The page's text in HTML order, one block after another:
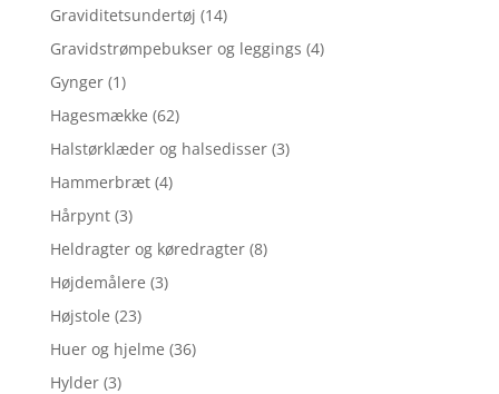
Graviditetsundertøj (14)
Gravidstrømpebukser og leggings (4)
Gynger (1)
Hagesmække (62)
Halstørklæder og halsedisser (3)
Hammerbræt (4)
Hårpynt (3)
Heldragter og køredragter (8)
Højdemålere (3)
Højstole (23)
Huer og hjelme (36)
Hylder (3)